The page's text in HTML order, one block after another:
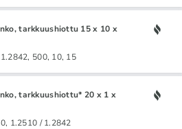
tarkkuushiottu 15 x 10 x
500, 10, 15
tarkkuushiottu* 20 x 1 x
1.2510 / 1.2842